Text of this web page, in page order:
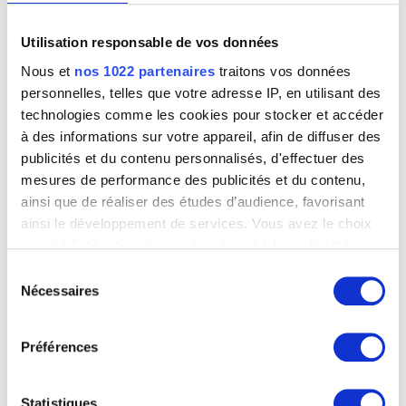
Utilisation responsable de vos données
Nous et nos 1022 partenaires traitons vos données
personnelles, telles que votre adresse IP, en utilisant des
technologies comme les cookies pour stocker et accéder
à des informations sur votre appareil, afin de diffuser des
publicités et du contenu personnalisés, d'effectuer des
mesures de performance des publicités et du contenu,
ainsi que de réaliser des études d’audience, favorisant
ainsi le développement de services. Vous avez le choix
quant à l'utilisation de vos données et à leurs finalités.
tout moment en consultant la Déclaration relative aux
cookies ou en cliquant sur l'icône de confidentialité.
Si vous le permettez, nous aimerions également :
géographique qui peuvent être précises à plusieurs
Nécessaires
Préférences
ECOLE AUTRICHIENNE
Image non disponible
Portrait d'Elisabeth Christine von Braunschweig-Wolfenbüttel (1691-
1750), épouse de l'empereur d'Allemagne Charles VI (1685-1740)
Anonyme (Ecole autrichienne)
Image non disponible
Portrait de Charles VI (1685-1740), empereur d'Allemagne (1711-1740)